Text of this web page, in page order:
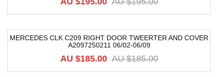
MERCEDES CLK C209 RIGHT DOOR TWEERTER AND COVER
A2097250211 06/02-06/09
AU $185.00
AU $185.00